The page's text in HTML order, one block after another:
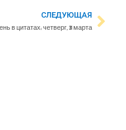
СЛЕДУЮЩАЯ
в цитатах: четверг, 31 марта